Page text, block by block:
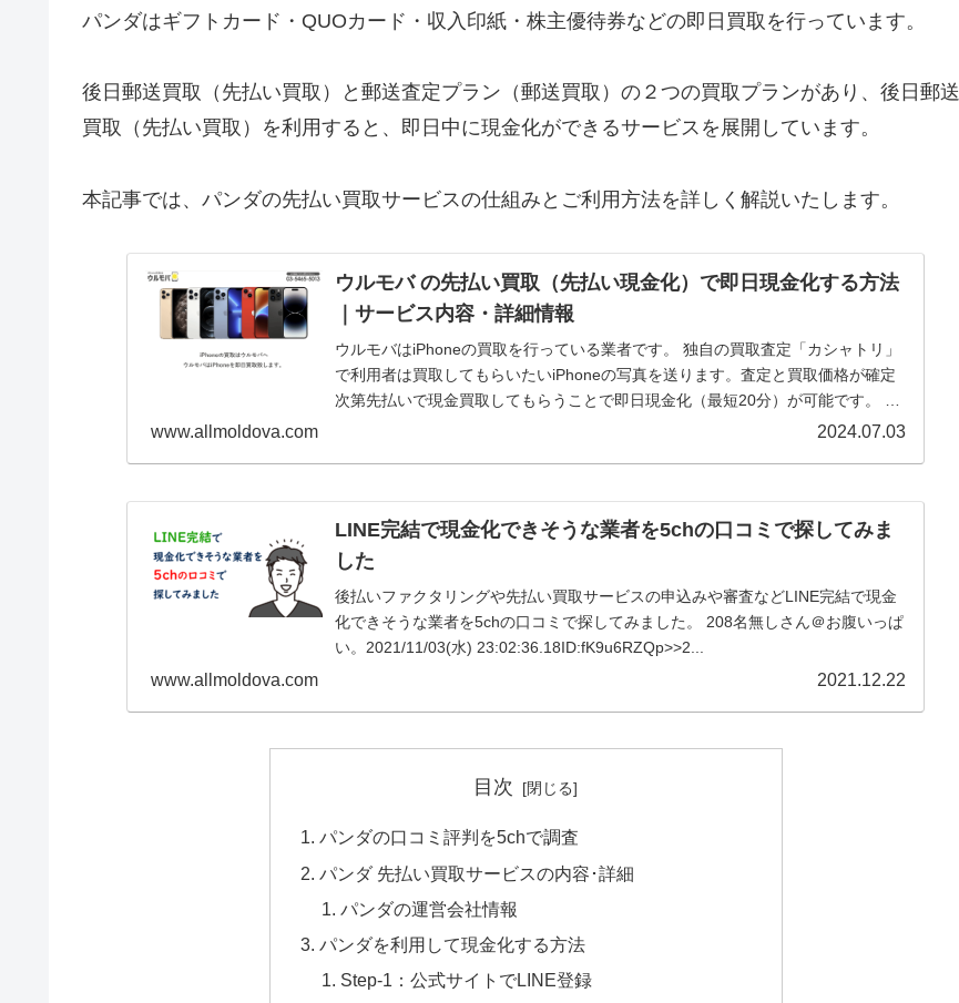
パンダはギフトカード・QUOカード・収入印紙・株主優待券などの即日買取を行っています。
後日郵送買取（先払い買取）と郵送査定プラン（郵送買取）の２つの買取プランがあり、後日郵送
買取（先払い買取）を利用すると、即日中に現金化ができるサービスを展開しています。
本記事では、パンダの先払い買取サービスの仕組みとご利用方法を詳しく解説いたします。
ウルモバ の先払い買取（先払い現金化）で即日現金化する方法
｜サービス内容・詳細情報
ウルモバはiPhoneの買取を行っている業者です。 独自の買取査定「カシャトリ」
で利用者は買取してもらいたいiPhoneの写真を送ります。査定と買取価格が確定
次第先払いで現金買取してもらうことで即日現金化（最短20分）が可能です。 本
www.allmoldova.com 2024.07.03
LINE完結で現金化できそうな業者を5chの口コミで探してみま
した
後払いファクタリングや先払い買取サービスの申込みや審査などLINE完結で現金
化できそうな業者を5chの口コミで探してみました。 208名無しさん＠お腹いっぱ
い。2021/11/03(水) 23:02:36.18ID:fK9u6RZQp>>2...
www.allmoldova.com 2021.12.22
目次
パンダの口コミ評判を5chで調査
パンダ 先払い買取サービスの内容･詳細
パンダの運営会社情報
パンダを利用して現金化する方法
Step-1：公式サイトでLINE登録